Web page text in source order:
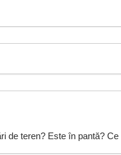
teren? Este în pantă?